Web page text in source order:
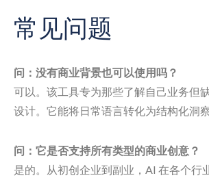
常见问题
问：没有商业背景也可以使用吗？
可以。该工具专为那些了解自己业务但
设计。它能将日常语言转化为结构化洞察
问：它是否支持所有类型的商业创意？
是的。从初创企业到副业，AI 在各个行